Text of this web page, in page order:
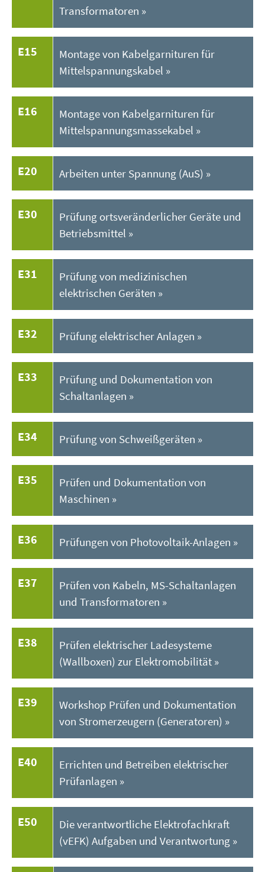
Transformatoren
E15
Montage von Kabelgarnituren für
Mittelspannungskabel
E16
Montage von Kabelgarnituren für
Mittelspannungsmassekabel
E20 Arbeiten unter Spannung (AuS)
E30
Prüfung ortsveränderlicher Geräte und
Betriebsmittel
E31
Prüfung von medizinischen
elektrischen Geräten
E32 Prüfung elektrischer Anlagen
E33
Prüfung und Dokumentation von
Schaltanlagen
E34 Prüfung von Schweißgeräten
E35
Prüfen und Dokumentation von
Maschinen
E36 Prüfungen von Photovoltaik-Anlagen
E37
Prüfen von Kabeln, MS-Schaltanlagen
und Transformatoren
E38
Prüfen elektrischer Ladesysteme
(Wallboxen) zur Elektromobilität
E39
Workshop Prüfen und Dokumentation
von Stromerzeugern (Generatoren)
E40
Errichten und Betreiben elektrischer
Prüfanlagen
E50
Die verantwortliche Elektrofachkraft
(vEFK) Aufgaben und Verantwortung